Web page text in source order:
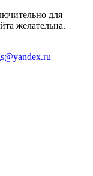
для
желательна.